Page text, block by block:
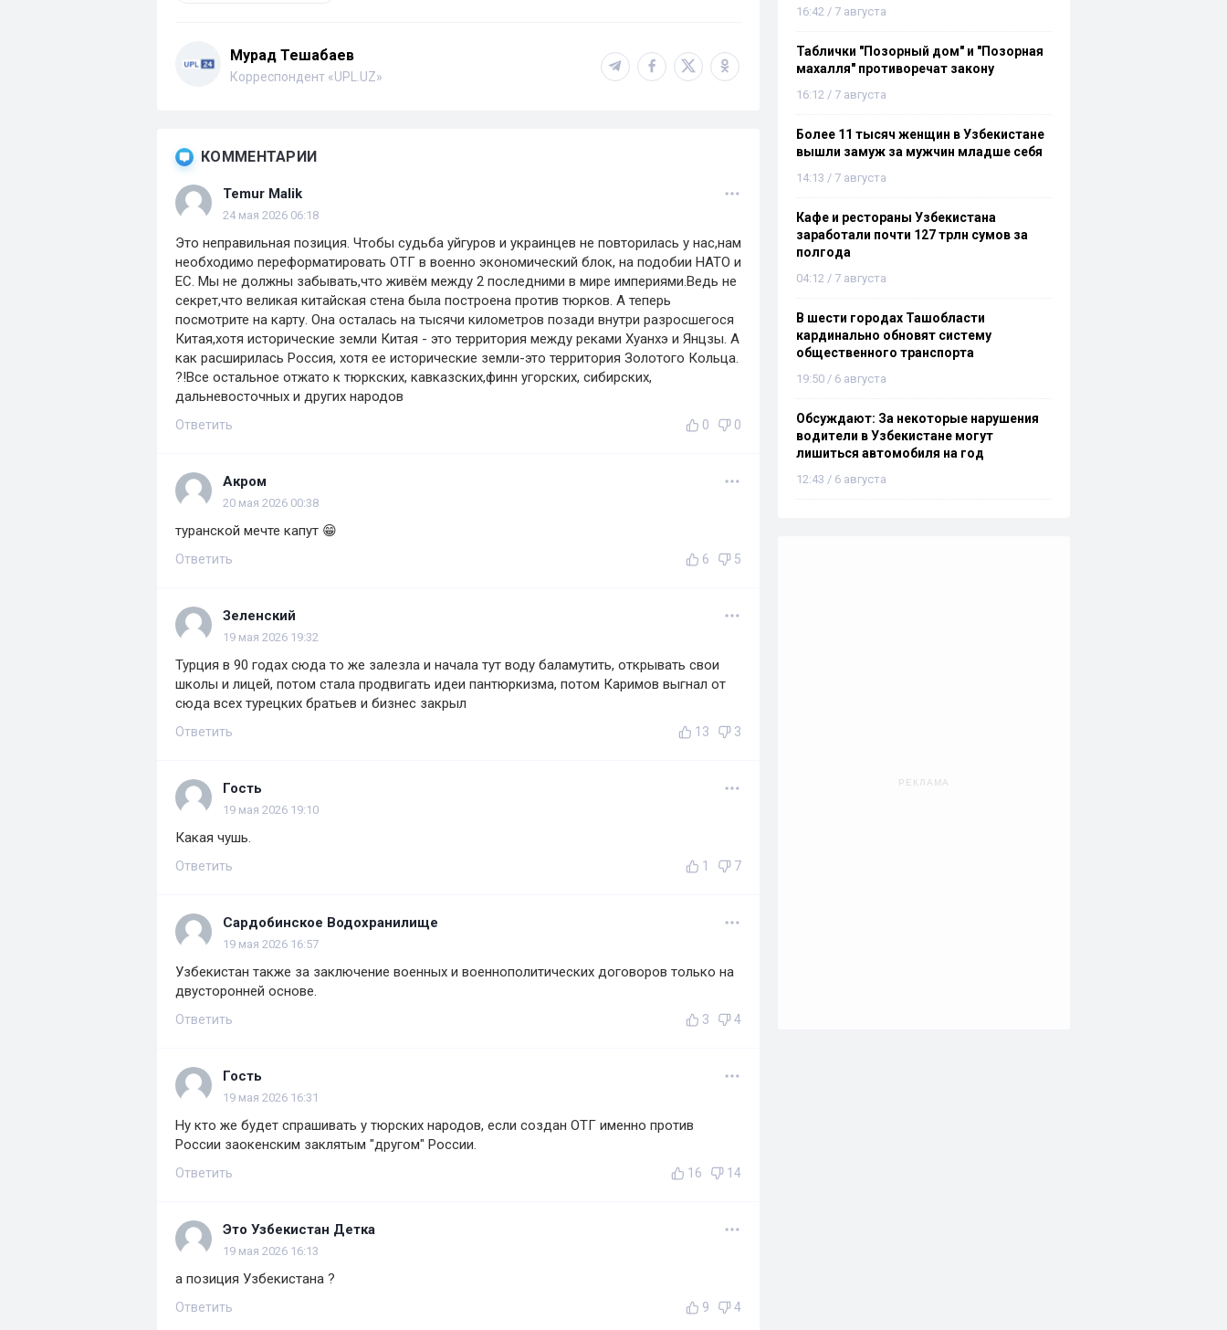
Мурад Тешабаев
Корреспондент «UPL.UZ»
КОММЕНТАРИИ
Temur Malik
24 мая 2026 06:18
Это неправильная позиция. Чтобы судьба уйгуров и украинцев не повторилась у нас,нам
необходимо переформатировать ОТГ в военно экономический блок, на подобии НАТО и
ЕС. Мы не должны забывать,что живём между 2 последними в мире империями.Ведь не
секрет,что великая китайская стена была построена против тюрков. А теперь
посмотрите на карту. Она осталась на тысячи километров позади внутри разросшегося
Китая,хотя исторические земли Китая - это территория между реками Хуанхэ и Янцзы. А
как расширилась Россия, хотя ее исторические земли-это территория Золотого Кольца.
?!Все остальное отжато к тюркских, кавказских,финн угорских, сибирских,
дальневосточных и других народов
Ответить 0 0
Акром
20 мая 2026 00:38
туранской мечте капут 😁
Ответить 6 5
Зеленский
19 мая 2026 19:32
Турция в 90 годах сюда то же залезла и начала тут воду баламутить, открывать свои
школы и лицей, потом стала продвигать идеи пантюркизма, потом Каримов выгнал от
сюда всех турецких братьев и бизнес закрыл
Ответить 13 3
Гость
19 мая 2026 19:10
Какая чушь.
Ответить 1 7
Сардобинское Водохранилище
19 мая 2026 16:57
Узбекистан также за заключение военных и военнополитических договоров только на
двусторонней основе.
Ответить 3 4
Гость
19 мая 2026 16:31
Ну кто же будет спрашивать у тюрских народов, если создан ОТГ именно против
России заокенским заклятым "другом" России.
Ответить 16 14
Это Узбекистан Детка
19 мая 2026 16:13
а позиция Узбекистана ?
Ответить 9 4
16:42 / 7 августа
Таблички "Позорный дом" и "Позорная
махалля" противоречат закону
16:12 / 7 августа
Более 11 тысяч женщин в Узбекистане
вышли замуж за мужчин младше себя
14:13 / 7 августа
Кафе и рестораны Узбекистана
заработали почти 127 трлн сумов за
полгода
04:12 / 7 августа
В шести городах Ташобласти
кардинально обновят систему
общественного транспорта
19:50 / 6 августа
Обсуждают: За некоторые нарушения
водители в Узбекистане могут
лишиться автомобиля на год
12:43 / 6 августа